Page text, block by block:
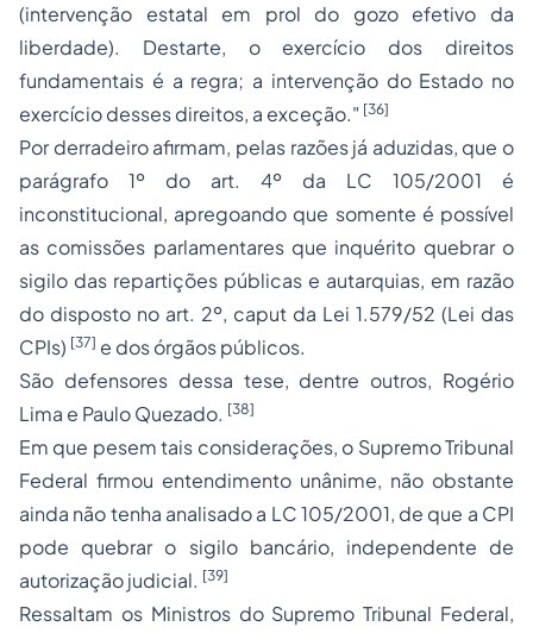
(intervenção estatal em prol do gozo efetivo da
liberdade). Destarte, o exercício dos direitos
fundamentais é a regra; a intervenção do Estado no
exercício desses direitos, a exceção." [36]
Por derradeiro afirmam, pelas razões já aduzidas, que o
parágrafo 1º do art. 4º da LC 105/2001 é
inconstitucional, apregoando que somente é possível
as comissões parlamentares que inquérito quebrar o
sigilo das repartições públicas e autarquias, em razão
do disposto no art. 2º, caput da Lei 1.579/52 (Lei das
CPIs) [37] e dos órgãos públicos.
São defensores dessa tese, dentre outros, Rogério
Lima e Paulo Quezado. [38]
Em que pesem tais considerações, o Supremo Tribunal
Federal firmou entendimento unânime, não obstante
ainda não tenha analisado a LC 105/2001, de que a CPI
pode quebrar o sigilo bancário, independente de
autorização judicial. [39]
Ressaltam os Ministros do Supremo Tribunal Federal,